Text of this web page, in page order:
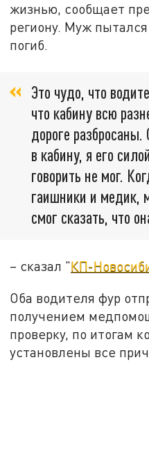
жизнью, сообщает
региону. Муж
погиб.
Это чудо, что
что кабину всю
дороге
в кабину, я его
говорить не мог.
гаишники и медик,
смог сказать, что
– сказал "КП-
Оба водителя фур
получением
проверку, по итогам
установлены все